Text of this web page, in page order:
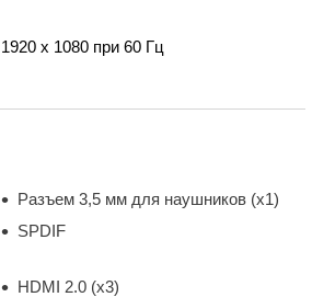
1920 x 1080 при 60 Гц
Разъем 3,5 мм для наушников (x1)
SPDIF
HDMI 2.0 (x3)